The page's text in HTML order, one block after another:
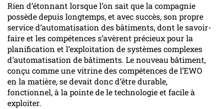
Rien d’étonnant lorsque l’on sait que la compagnie
possède depuis longtemps, et avec succès, son propre
service d’automatisation des bâtiments, dont le savoir-
faire et les compétences s’avèrent précieux pour la
planification et l’exploitation de systèmes complexes
d’automatisation de bâtiments. Le nouveau bâtiment,
conçu comme une vitrine des compétences de l’EWO
en la matière, se devait donc d’être durable,
fonctionnel, à la pointe de le technologie et facile à
exploiter.